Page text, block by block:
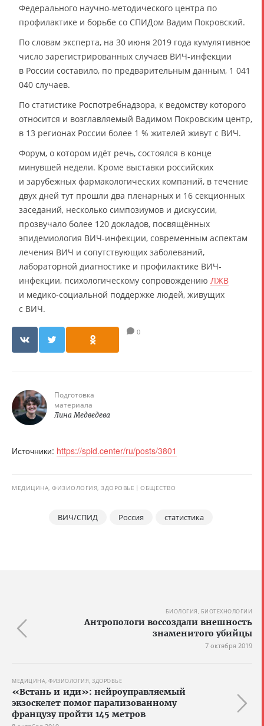
Федерального научно-методического центра по
профилактике и борьбе со СПИДом Вадим Покровский.
По словам эксперта, на 30 июня 2019 года кумулятивное
число зарегистрированных случаев ВИЧ-инфекции
в России составило, по предварительным данным, 1 041
040 случаев.
По статистике Роспотребнадзора, к ведомству которого
относится и возглавляемый Вадимом Покровским центр,
в 13 регионах России более 1 % жителей живут с ВИЧ.
Форум, о котором идёт речь, состоялся в конце
минувшей недели. Кроме выставки российских
и зарубежных фармакологических компаний, в течение
двух дней тут прошли два пленарных и 16 секционных
заседаний, несколько симпозиумов и дискуссии,
прозвучало более 120 докладов, посвящённых
эпидемиология ВИЧ-инфекции, современным аспектам
лечения ВИЧ и сопутствующих заболеваний,
лабораторной диагностике и профилактике ВИЧ-
инфекции, психологическому сопровождению ЛЖВ
и медико-социальной поддержке людей, живущих
с ВИЧ.
0
Подготовка
материала
Лина Медведева
Источники: https://spid.center/ru/posts/3801
МЕДИЦИНА, ФИЗИОЛОГИЯ, ЗДОРОВЬЕ ОБЩЕСТВО
ВИЧ/СПИД Россия статистика
БИОЛОГИЯ, БИОТЕХНОЛОГИИ
Антропологи воссоздали внешность
знаменитого убийцы
7 октября 2019
МЕДИЦИНА, ФИЗИОЛОГИЯ, ЗДОРОВЬЕ
«Встань и иди»: нейроуправляемый
экзоскелет помог парализованному
французу пройти 145 метров